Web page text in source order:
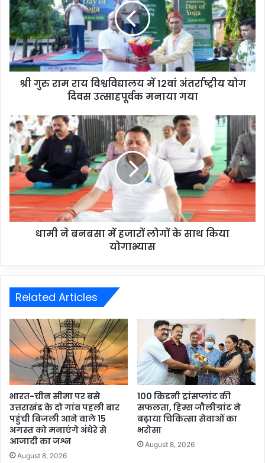
श्री गुरु राम राय विश्वविद्यालय में 12वां अंतर्राष्ट्रीय योग
दिवस उत्साहपूर्वक मनाया गया
धामी ने बनबसा में हजारों लोगों के साथ किया
योगाभ्यास
Related Articles
भारत-चीन सीमा पर बसे
उत्तराखंड के दो गांव पहली बार
पहुंची बिजली आने वाले 15
अगस्त को मनाएंगे अंधेरे से
आजादी का जश्न
August 8, 2026
100 किडनी ट्रांसप्लांट की
सफलता, हिम्स जौलीग्रांट ने
बढ़ाया चिकित्सा सेवाओं का
भरोसा
August 8, 2026